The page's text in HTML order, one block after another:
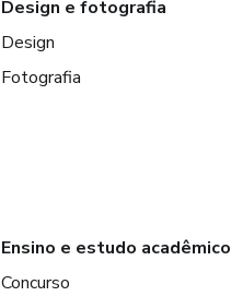
Design e fotografia
Design
Fotografia
Ensino e estudo acadêmico
Concurso